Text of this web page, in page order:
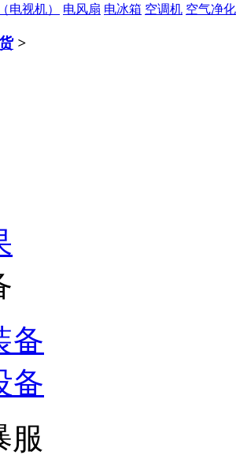
电视机）
电风扇 电冰箱 空调机 空气净
>
备
备
服